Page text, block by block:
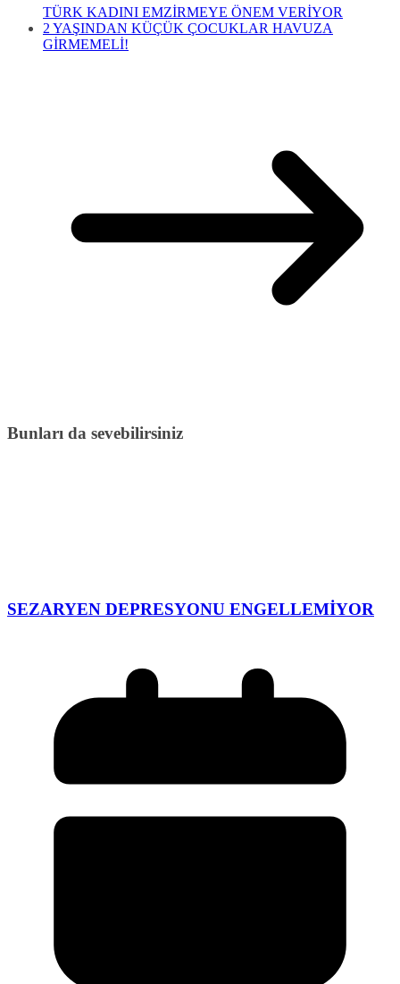
TÜRK KADINI EMZİRMEYE ÖNEM VERİYOR
2 YAŞINDAN KÜÇÜK ÇOCUKLAR HAVUZA
GİRMEMELİ!
Bunları da sevebilirsiniz
SEZARYEN DEPRESYONU ENGELLEMİYOR